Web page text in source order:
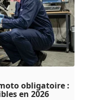
obligatoire :
en 2026